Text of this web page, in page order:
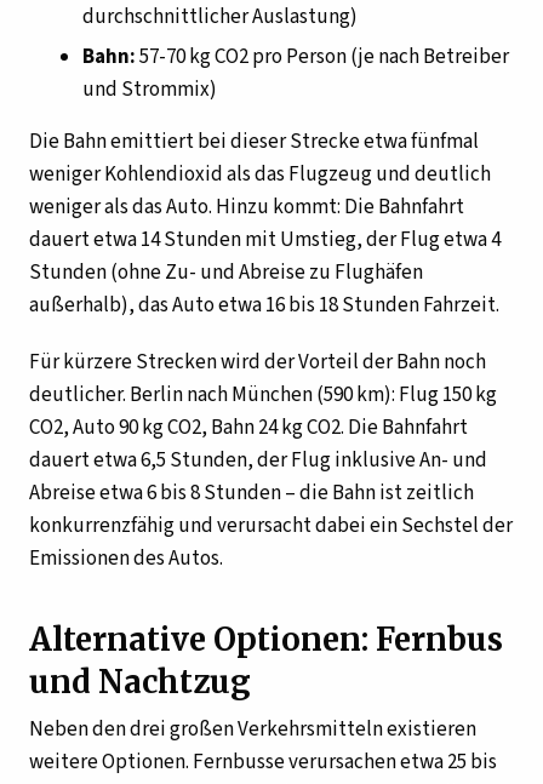
durchschnittlicher Auslastung)
Bahn:57-70 kg CO2 pro Person (je nach Betreiber
und Strommix)
Die Bahn emittiert bei dieser Strecke etwa fünfmal
weniger Kohlendioxid als das Flugzeug und deutlich
weniger als das Auto. Hinzu kommt: Die Bahnfahrt
dauert etwa 14 Stunden mit Umstieg, der Flug etwa 4
Stunden (ohne Zu- und Abreise zu Flughäfen
außerhalb), das Auto etwa 16 bis 18 Stunden Fahrzeit.
Für kürzere Strecken wird der Vorteil der Bahn noch
deutlicher. Berlin nach München (590 km): Flug 150 kg
CO2, Auto 90 kg CO2, Bahn 24 kg CO2. Die Bahnfahrt
dauert etwa 6,5 Stunden, der Flug inklusive An- und
Abreise etwa 6 bis 8 Stunden – die Bahn ist zeitlich
konkurrenzfähig und verursacht dabei ein Sechstel der
Emissionen des Autos.
Alternative Optionen: Fernbus
und Nachtzug
Neben den drei großen Verkehrsmitteln existieren
weitere Optionen. Fernbusse verursachen etwa 25 bis